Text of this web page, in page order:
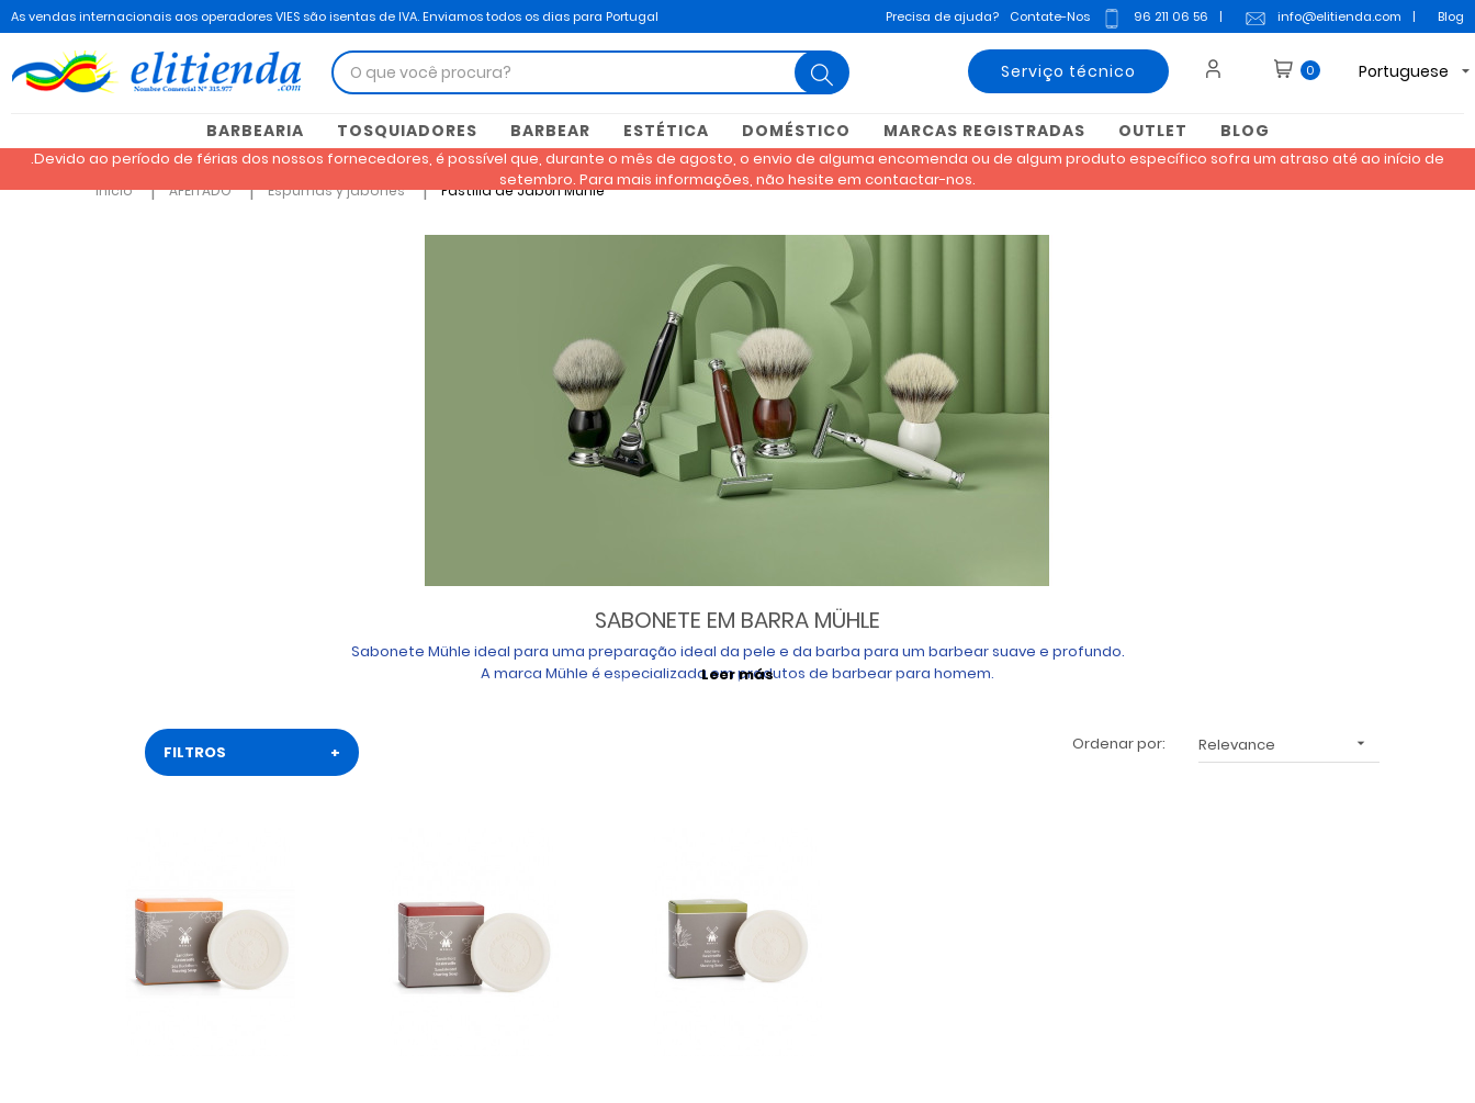
As vendas internacionais aos operadores VIES são isentas de IVA. Enviamos todos os dias para Portugal Precisa de ajuda? Contate-Nos 96 211 06 56 | info@elitienda.com | Blog
Serviço técnico 0 Portuguese 
BARBEARIA TOSQUIADORES BARBEAR ESTÉTICA DOMÉSTICO MARCAS REGISTRADAS OUTLET BLOG
.Devido ao período de férias dos nossos fornecedores, é possível que, durante o mês de agosto, o envio de alguma encomenda ou de algum produto específico sofra um atraso até ao início de
setembro. Para mais informações, não hesite em contactar-nos.
Inicio AFEITADO Espumas y jabones Pastilla de Jabón Mühle
SABONETE EM BARRA MÜHLE
Sabonete Mühle ideal para uma preparação ideal da pele e da barba para um barbear suave e profundo.
A marca Mühle é especializada em produtos de barbear para homem.
Leer más
FILTROS + Ordenar por: Relevance 